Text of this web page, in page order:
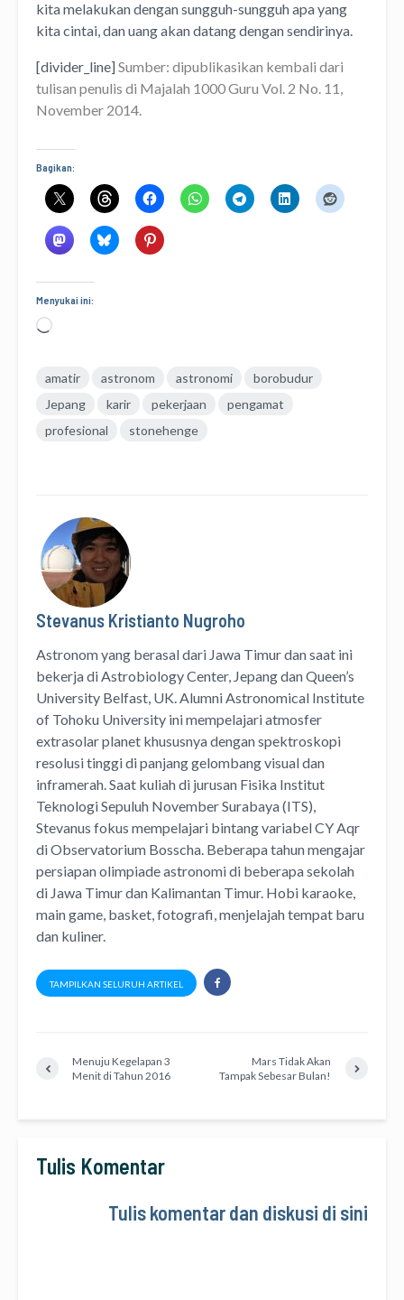
kita melakukan dengan sungguh-sungguh apa yang
kita cintai, dan uang akan datang dengan sendirinya.
[divider_line]Sumber: dipublikasikan kembali dari
tulisan penulis di Majalah 1000 Guru Vol. 2 No. 11,
November 2014.
Bagikan:
Menyukai ini:
Memuat...
amatir astronom astronomi
borobudur
Jepang
karir pekerjaan
pengamat
profesional
stonehenge
Stevanus Kristianto Nugroho
Astronom yang berasal dari Jawa Timur dan saat ini
bekerja di Astrobiology Center, Jepang dan Queen’s
University Belfast, UK. Alumni Astronomical Institute
of Tohoku University ini mempelajari atmosfer
extrasolar planet khususnya dengan spektroskopi
resolusi tinggi di panjang gelombang visual dan
inframerah. Saat kuliah di jurusan Fisika Institut
Teknologi Sepuluh November Surabaya (ITS),
Stevanus fokus mempelajari bintang variabel CY Aqr
di Observatorium Bosscha. Beberapa tahun mengajar
persiapan olimpiade astronomi di beberapa sekolah
di Jawa Timur dan Kalimantan Timur. Hobi karaoke,
main game, basket, fotografi, menjelajah tempat baru
dan kuliner.
TAMPILKAN SELURUH ARTIKEL
Menuju Kegelapan 3
Menit di Tahun 2016
Mars Tidak Akan
Tampak Sebesar Bulan!
Tulis Komentar
Tulis komentar dan diskusi di sini